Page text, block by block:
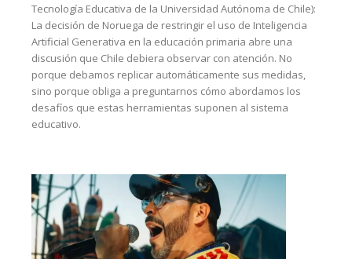
Tecnología Educativa de la Universidad Autónoma de Chile):
La decisión de Noruega de restringir el uso de Inteligencia
Artificial Generativa en la educación primaria abre una
discusión que Chile debiera observar con atención. No
porque debamos replicar automáticamente sus medidas,
sino porque obliga a preguntarnos cómo abordamos los
desafíos que estas herramientas suponen al sistema
educativo.